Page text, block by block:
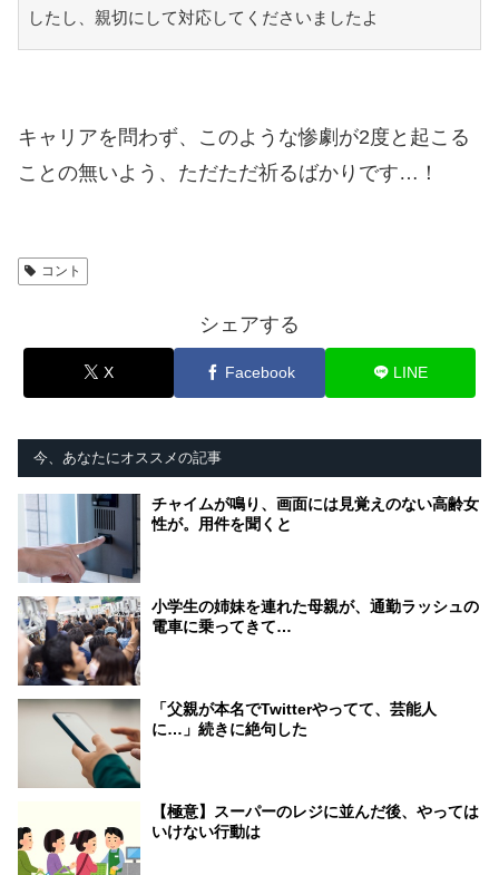
したし、親切にして対応してくださいましたよ
キャリアを問わず、このような惨劇が2度と起こる
ことの無いよう、ただただ祈るばかりです…！
コント
シェアする
X Facebook LINE
今、あなたにオススメの記事
チャイムが鳴り、画面には見覚えのない高齢女
性が。用件を聞くと
小学生の姉妹を連れた母親が、通勤ラッシュの
電車に乗ってきて…
「父親が本名でTwitterやってて、芸能人
に…」続きに絶句した
【極意】スーパーのレジに並んだ後、やっては
いけない行動は